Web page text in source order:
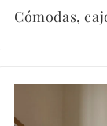
Cómodas,